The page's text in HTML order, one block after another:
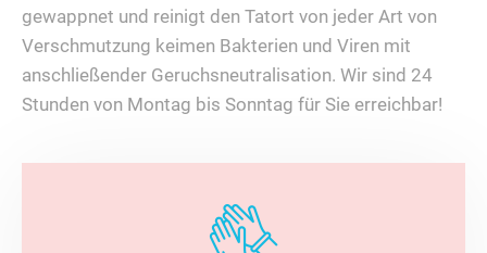
gewappnet und reinigt den Tatort von jeder Art von
Verschmutzung keimen Bakterien und Viren mit
anschließender Geruchsneutralisation. Wir sind 24
Stunden von Montag bis Sonntag für Sie erreichbar!